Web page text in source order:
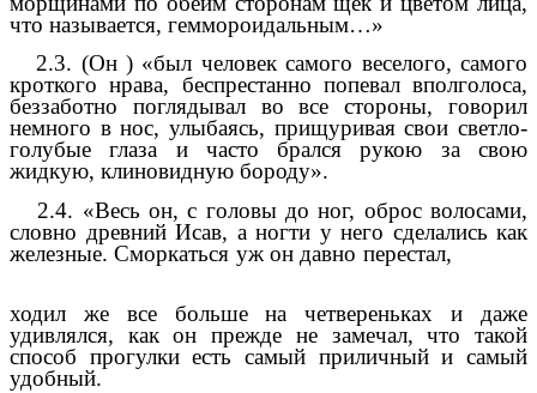
что называется, геммороидальным…»
2.3. (Он ) «был человек самого веселого, самого
кроткого нрава, беспрестанно попевал вполголоса,
беззаботно поглядывал во все стороны, говорил
немного в нос, улыбаясь, прищуривая свои светло-
голубые глаза и часто брался рукою за свою
жидкую, клиновидную бороду».
2.4. «Весь он, с головы до ног, оброс волосами,
словно древний Исав, а ногти у него сделались как
железные. Сморкаться уж он давно перестал,
ходил же все больше на четвереньках и даже
удивлялся, как он прежде не замечал, что такой
способ прогулки есть самый приличный и самый
удобный.